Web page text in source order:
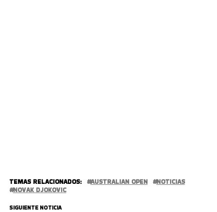
TEMAS RELACIONADOS: AUSTRALIAN OPEN
NOTICIAS
NOVAK DJOKOVIC
SIGUIENTE NOTICIA